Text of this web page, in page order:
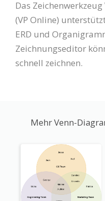
Das
(VP Online)
ERD und
Zeichnungseditor
schnell zeichnen.
Mehr Venn-